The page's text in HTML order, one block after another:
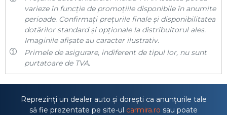
varieze în funcție de promoțiile disponibile în anumite
perioade. Confirmați prețurile finale și disponibilitatea
dotărilor standard și opționale la distribuitorul ales.
Imaginile afișate au caracter ilustrativ.
Primele de asigurare, indiferent de tipul lor, nu sunt
purtatoare de TVA.
Reprezinți un dealer auto și dorești ca anunțurile tale
să fie prezentate pe site-ul carmira.ro sau poate